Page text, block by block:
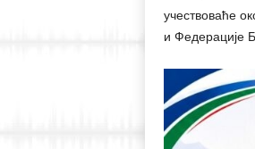
учествоваће
и Федерације